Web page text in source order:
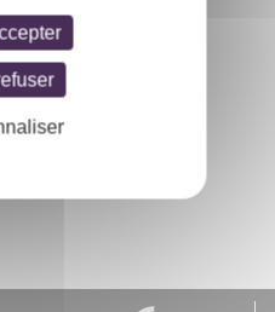
Entrée libre